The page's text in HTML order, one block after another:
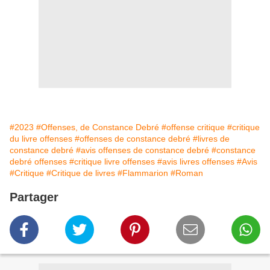
#2023 #Offenses, de Constance Debré #offense critique #critique
du livre offenses #offenses de constance debré #livres de
constance debré #avis offenses de constance debré #constance
debré offenses #critique livre offenses #avis livres offenses #Avis
#Critique #Critique de livres #Flammarion #Roman
Partager